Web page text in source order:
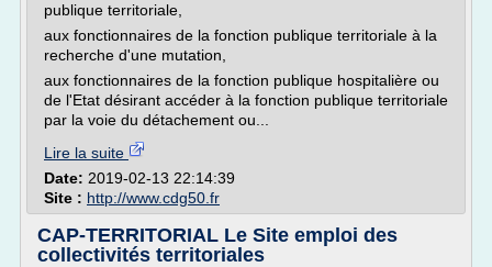
publique territoriale,
aux fonctionnaires de la fonction publique territoriale à la
recherche d'une mutation,
aux fonctionnaires de la fonction publique hospitalière ou
de l'Etat désirant accéder à la fonction publique territoriale
par la voie du détachement ou...
Lire la suite
Date: 2019-02-13 22:14:39
Site : http://www.cdg50.fr
CAP-TERRITORIAL Le Site emploi des
collectivités territoriales